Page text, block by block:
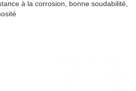
à la corrosion, bonne soudabilité,